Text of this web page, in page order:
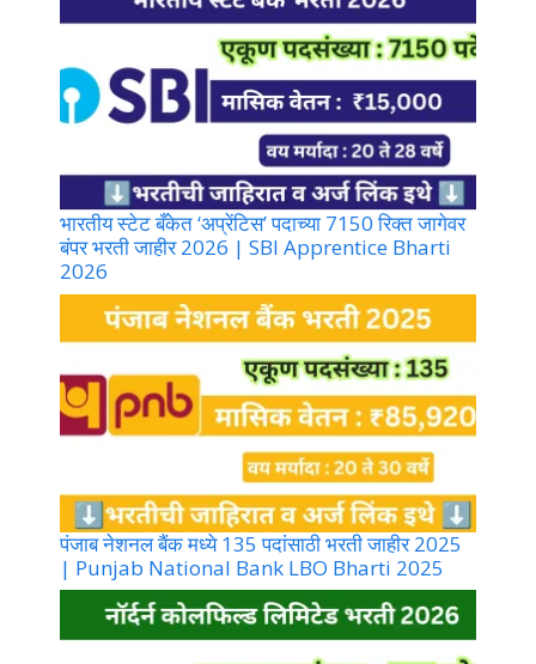
भारतीय स्टेट बँकेत ‘अप्रेंटिस’ पदाच्या 7150 रिक्त जागेवर
बंपर भरती जाहीर 2026 | SBI Apprentice Bharti
2026
पंजाब नेशनल बैंक मध्ये 135 पदांसाठी भरती जाहीर 2025
| Punjab National Bank LBO Bharti 2025